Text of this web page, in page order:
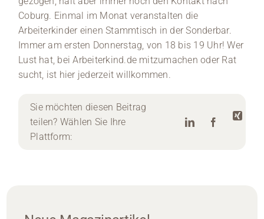
Coburg. Einmal im Monat veranstalten die
Arbeiterkinder einen Stammtisch in der Sonderbar.
Immer am ersten Donnerstag, von 18 bis 19 Uhr! Wer
Lust hat, bei Arbeiterkind.de mitzumachen oder Rat
sucht, ist hier jederzeit willkommen.
Sie möchten diesen Beitrag
teilen? Wählen Sie Ihre
Plattform: